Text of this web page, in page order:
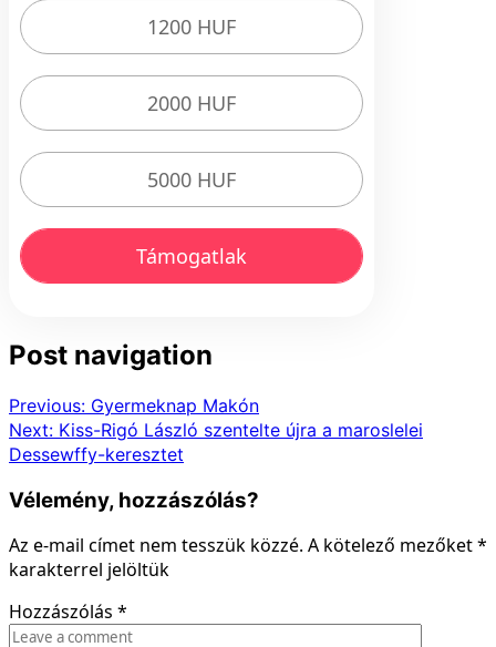
1200 HUF
2000 HUF
5000 HUF
Támogatlak
Post navigation
Previous: Gyermeknap Makón
Next: Kiss-Rigó László szentelte újra a maroslelei
Dessewffy-keresztet
Vélemény, hozzászólás?
Az e-mail címet nem tesszük közzé. A kötelező mezőket*
karakterrel jelöltük
Hozzászólás *